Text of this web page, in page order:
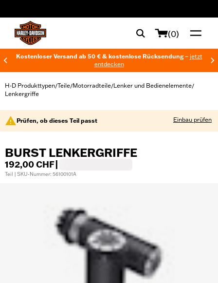
(0)
Kostenloser Versand ab 50 € & kostenlose Rücksendung – jetzt
entdecken
H-D Produkttypen/Teile/Motorradteile/Lenker und Bedienelemente/
Lenkergriffe
Prüfen, ob dieses Teil passt Einbau prüfen
BURST LENKERGRIFFE
192,00 CHF
Teil | SKU-Nummer: 56100101A